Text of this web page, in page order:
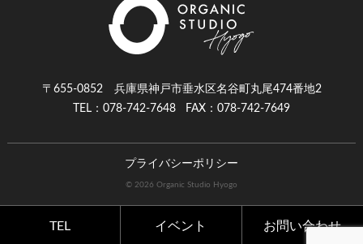
〒655-0852 兵庫県神戸市垂水区名谷町丸尾474番地2
TEL：078-742-7648
FAX：078-742-7649
プライバシーポリシー
© 2026 Organic Studio Hyogo
TEL イベント お問い合わせ